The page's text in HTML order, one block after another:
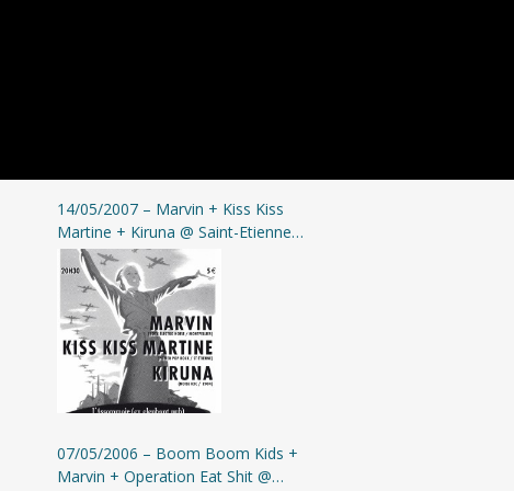
14/05/2007 – Marvin + Kiss Kiss
Martine + Kiruna @ Saint-Etienne
(L’Assommoir)
07/05/2006 – Boom Boom Kids +
Marvin + Operation Eat Shit @